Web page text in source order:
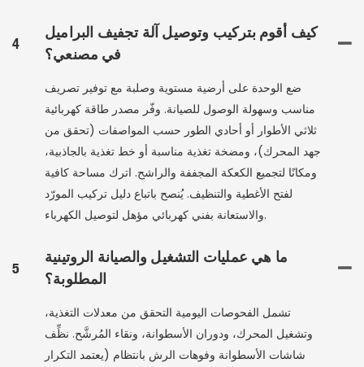
4
كيف أقوم بتركيب وتوصيل آلة تجفيف البراميل
في مصنعي؟
ضع الوحدة على أرضية مستوية وصلبة مع توفير تصريف
مناسب وسهولة الوصول للصيانة. وفّر مصدر طاقة كهربائية
ثلاثي الأطوار أو أحادي الطور حسب المواصفات (تحقق من
جهد المحرك)، ومضخة تغذية مناسبة أو خط تغذية بالجاذبية،
ومكانًا لتجميع الكعكة المجففة والراشح. اترك مساحة كافية
لفتح الأغطية والتنظيف. يُنصح باتباع دليل تركيب المورّد
والاستعانة بفني كهربائي مؤهل لتوصيل الكهرباء.
5
ما هي عمليات التشغيل والصيانة الروتينية
المطلوبة؟
تشمل الفحوصات اليومية التحقق من معدلات التغذية،
وتشغيل المحرك، ودوران الأسطوانة، ونقاء المُرشَّح. نظِّف
شاشات الأسطوانة وفوهات الرش بانتظام (يعتمد التكرار